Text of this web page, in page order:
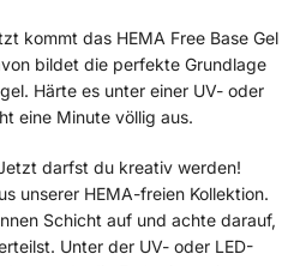
kommt das HEMA Free Base Gel
bildet die perfekte Grundlage
Härte es unter einer UV- oder
eine Minute völlig aus.
darfst du kreativ werden!
unserer HEMA-freien Kollektion.
Schicht auf und achte darauf,
Unter der UV- oder LED-